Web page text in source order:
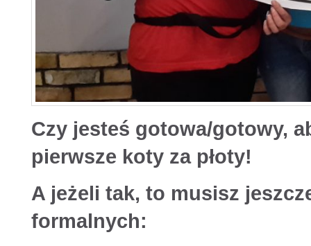
Czy jesteś gotowa/gotowy,
pierwsze koty za płoty!
A jeżeli tak, to musisz
formalnych: